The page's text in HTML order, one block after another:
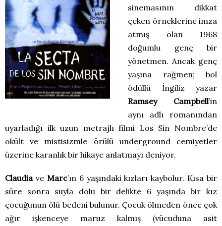
sinemasının dikkat
çeken örneklerine imza
atmış olan 1968
doğumlu genç bir
yönetmen. Ancak genç
yaşına rağmen; bol
ödüllü İngiliz yazar
Ramsey Campbell’in
aynı adlı romanından
uyarladığı ilk uzun metrajlı filmi Los Sin Nombre’de
okült ve mistisizmle örülü underground cemiyetler
üzerine karanlık bir hikaye anlatmayı deniyor.
Claudiave Marc’ın 6 yaşındaki kızları kaybolur. Kısa bir
süre sonra suyla dolu bir delikte 6 yaşında bir kız
çocuğunun ölü bedeni bulunur. Çocuk ölmeden önce çok
ağır işkenceye maruz kalmış (vücuduna asit